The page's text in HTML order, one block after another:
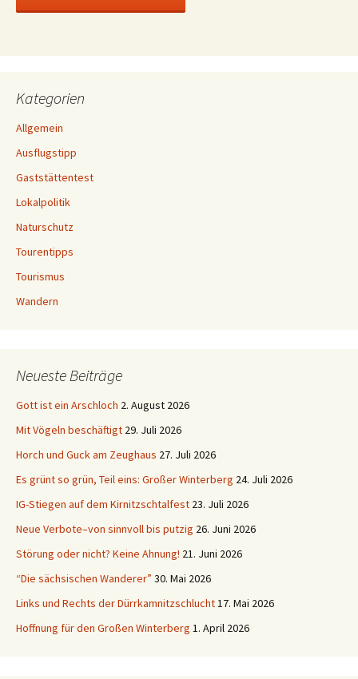
Kategorien
Allgemein
Ausflugstipp
Gaststättentest
Lokalpolitik
Naturschutz
Tourentipps
Tourismus
Wandern
Neueste Beiträge
Gott ist ein Arschloch 2. August 2026
Mit Vögeln beschäftigt 29. Juli 2026
Horch und Guck am Zeughaus 27. Juli 2026
Es grünt so grün, Teil eins: Großer Winterberg 24. Juli 2026
IG-Stiegen auf dem Kirnitzschtalfest 23. Juli 2026
Neue Verbote–von sinnvoll bis putzig 26. Juni 2026
Störung oder nicht? Keine Ahnung! 21. Juni 2026
“Die sächsischen Wanderer” 30. Mai 2026
Links und Rechts der Dürrkamnitzschlucht17. Mai 2026
Hoffnung für den Großen Winterberg 1. April 2026